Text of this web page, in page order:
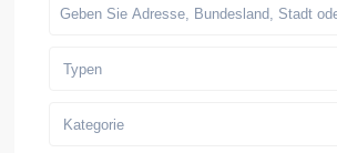
Typen
Kategorie